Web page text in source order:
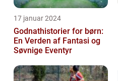
17 januar 2024
Godnathistorier for børn:
En Verden af Fantasi og
Søvnige Eventyr